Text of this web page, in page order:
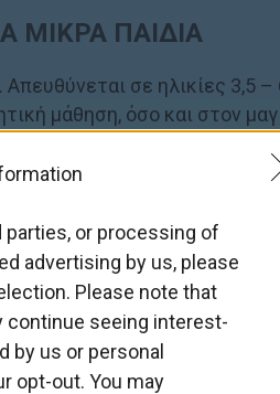
or processing of
advertising by us, please
Please note that
continue seeing interest-
by us or personal
opt-out. You may
ΜΙΚΡΑ ΠΑΙΔΙΑ
σε ηλικίες 3,5 –
μάθηση, όσο και στον
στις δεξιότητες που
πολύπλοκες κινητικές
σχέσεις αγάπης και